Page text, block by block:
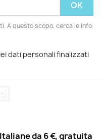
A questo scopo, cerca le info
dati personali finalizzati
da 6 €, gratuita